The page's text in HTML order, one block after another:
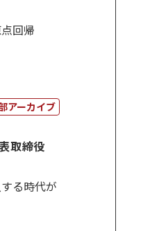
回帰
アーカイブ
取締役
る時代が